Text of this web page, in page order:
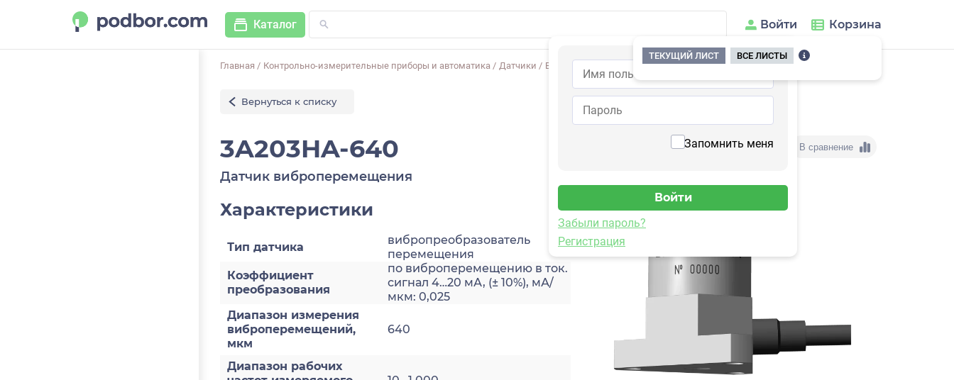
Каталог Войти
Запомнить меня
Забыли пароль?
Регистрация
Корзина
ТЕКУЩИЙ ЛИСТ
ВСЕ ЛИСТЫ
Главная / Контрольно-измерительные приборы и автоматика / Датчики / Виброперемещения 3A203HA-640
Вернуться к списку
3A203HA-640
Датчик виброперемещения
Характеристики
Тип датчика
вибропреобразователь
перемещения
Коэффициент
преобразования
по виброперемещению в ток.
сигнал 4…20 мА, (± 10%), мА/
мкм: 0,025
Диапазон измерения
виброперемещений,
мкм
640
Диапазон рабочих
В сравнение